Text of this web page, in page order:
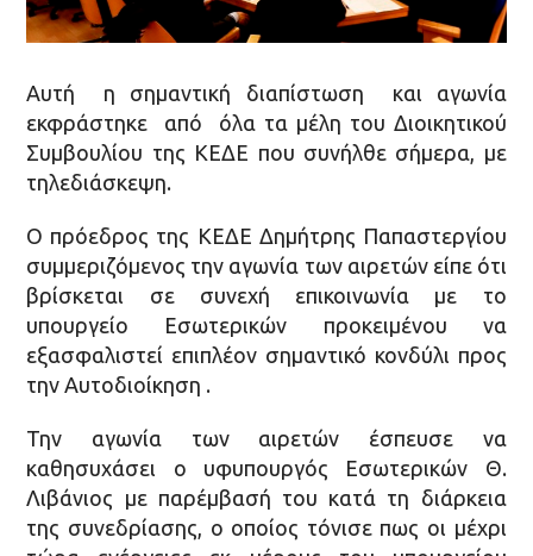
Αυτή η σημαντική διαπίστωση και αγωνία
εκφράστηκε από όλα τα μέλη του Διοικητικού
Συμβουλίου της ΚΕΔΕ που συνήλθε σήμερα, με
τηλεδιάσκεψη.
Ο πρόεδρος της ΚΕΔΕ Δημήτρης Παπαστεργίου
συμμεριζόμενος την αγωνία των αιρετών είπε ότι
βρίσκεται σε συνεχή επικοινωνία με το
υπουργείο Εσωτερικών προκειμένου να
εξασφαλιστεί επιπλέον σημαντικό κονδύλι προς
την Αυτοδιοίκηση .
Την αγωνία των αιρετών έσπευσε να
καθησυχάσει ο υφυπουργός Εσωτερικών Θ.
Λιβάνιος με παρέμβασή του κατά τη διάρκεια
της συνεδρίασης, ο οποίος τόνισε πως οι μέχρι